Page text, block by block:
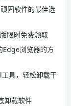
固软件的最佳选
限时免费领取
浏览器的方
具，轻松卸载干
卸载软件